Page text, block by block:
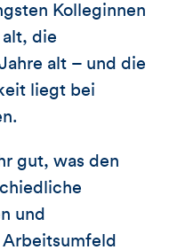
Kolleginnen
alt, die
alt – und die
liegt bei
gut, was den
und